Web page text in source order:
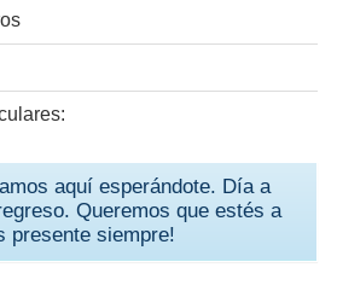
aquí esperándote. Día a
Queremos que estés a
presente siempre!